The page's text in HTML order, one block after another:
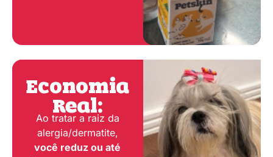
Economia
Real:
Ao tratar a raiz da
alergia/dermatite,
você reduz ou até